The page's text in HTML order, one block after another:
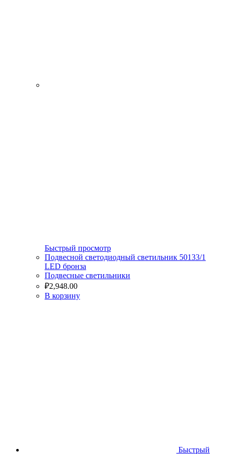
Быстрый просмотр
Подвесной светодиодный светильник 50133/1
LED бронза
Подвесные светильники
₽2,948.00
В корзину
Быстрый